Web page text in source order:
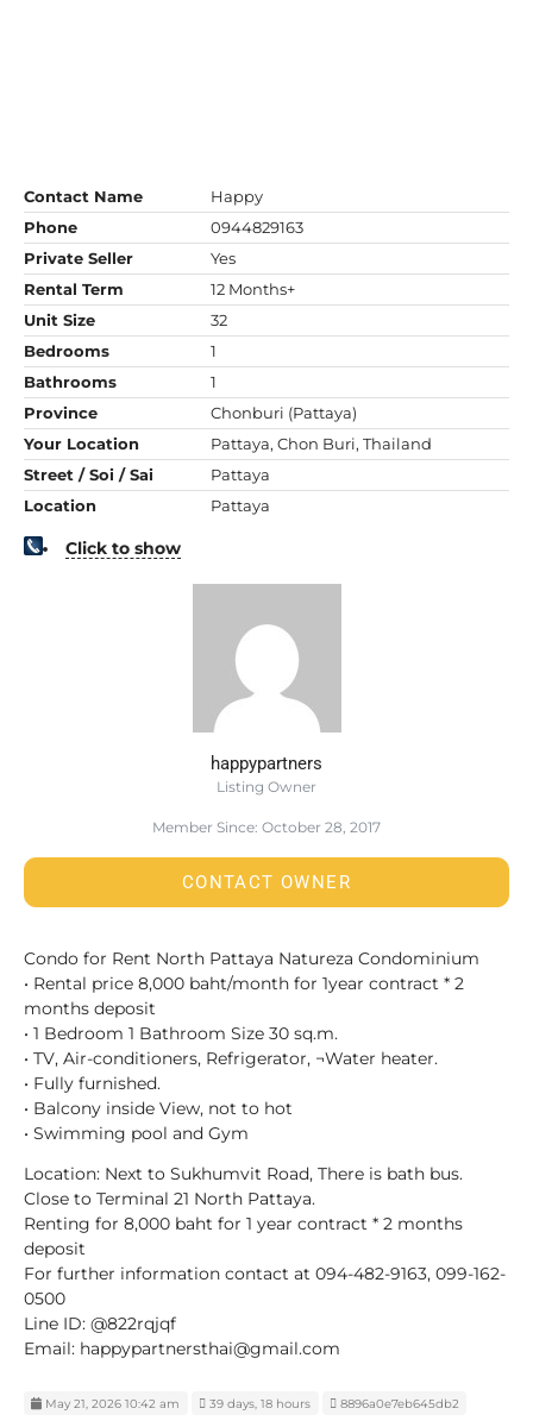
Contact Name
Happy
Phone
0944829163
Private Seller
Yes
Rental Term
12 Months+
Unit Size
32
Bedrooms
1
Bathrooms
1
Province
Chonburi (Pattaya)
Your Location
Pattaya, Chon Buri, Thailand
Street / Soi / Sai
Pattaya
Location
Pattaya
Click to show
happypartners
Listing Owner
Member Since: October 28, 2017
CONTACT OWNER
Condo for Rent North Pattaya Natureza Condominium
• Rental price 8,000 baht/month for 1year contract * 2
months deposit
• 1 Bedroom 1 Bathroom Size 30 sq.m.
• TV, Air-conditioners, Refrigerator, ¬Water heater.
• Fully furnished.
• Balcony inside View, not to hot
• Swimming pool and Gym
Location: Next to Sukhumvit Road, There is bath bus.
Close to Terminal 21 North Pattaya.
Renting for 8,000 baht for 1 year contract * 2 months
deposit
For further information contact at 094-482-9163, 099-162-
0500
Line ID: @822rqjqf
Email: happypartnersthai@gmail.com
May 21, 2026 10:42 am 39 days, 18 hours 8896a0e7eb645db2